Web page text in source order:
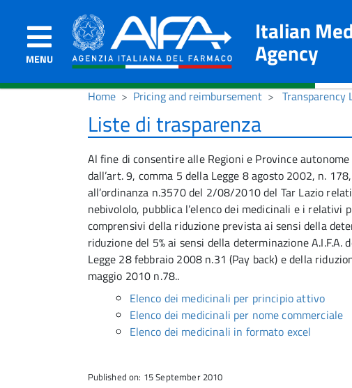
MENU
Italian
Agency
Home Pricing and reimbursement Transparency
Liste di trasparenza
Al fine di consentire alle Regioni e Province
dall’art. 9, comma 5 della Legge 8 agosto 2002, n.
all’ordinanza n.3570 del 2/08/2010 del Tar Lazio
nebivololo, pubblica l’elenco dei medicinali e i
comprensivi della riduzione prevista ai sensi della
riduzione del 5% ai sensi della determinazione
Legge 28 febbraio 2008 n.31 (Pay back) e della
maggio 2010 n.78..
Elenco dei medicinali per principio attivo
Elenco dei medicinali per nome commerciale
Elenco dei medicinali in formato excel
Published on: 15 September 2010